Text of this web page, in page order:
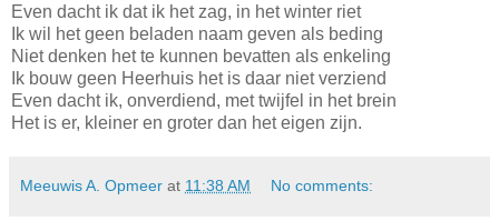
Even dacht ik dat ik het zag, in het winter riet
Ik wil het geen beladen naam geven als beding
Niet denken het te kunnen bevatten als enkeling
Ik bouw geen Heerhuis het is daar niet verziend
Even dacht ik, onverdiend, met twijfel in het brein
Het is er, kleiner en groter dan het eigen zijn.
Meeuwis A. Opmeer at 11:38 AM No comments: